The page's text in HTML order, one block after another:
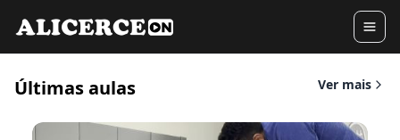
Últimas aulas Ver mais